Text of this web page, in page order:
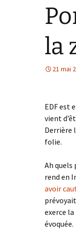
la
21 mai
EDF est
vient
Derrière
folie.
Ah quels
rend en
avoir
exerce
évoquée.